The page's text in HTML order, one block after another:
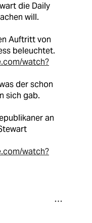
die Daily
will.
Auftritt von
beleuchtet.
watch?
der schon
sich gab.
an
watch?